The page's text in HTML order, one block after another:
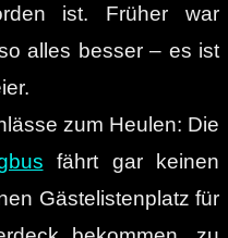
ist. Früher war
alles besser – es ist
zum Heulen: Die
fährt gar keinen
Gästelistenplatz für